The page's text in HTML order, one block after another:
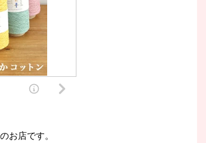
お店です。